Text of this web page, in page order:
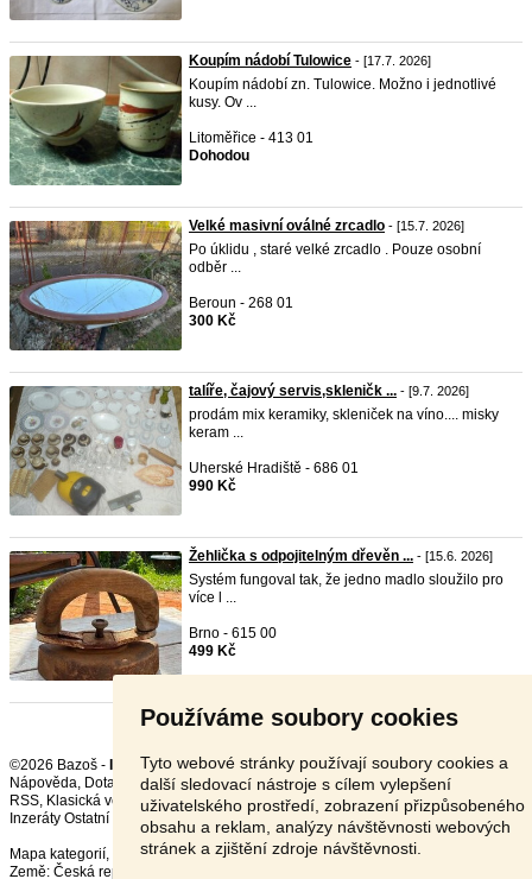
Používáme soubory cookies
Tyto webové stránky používají soubory cookies a
další sledovací nástroje s cílem vylepšení
uživatelského prostředí, zobrazení přizpůsobeného
obsahu a reklam, analýzy návštěvnosti webových
stránek a zjištění zdroje návštěvnosti.
Koupím nádobí Tulowice - [17.7. 2026]
Koupím nádobí zn. Tulowice. Možno i jednotlivé
kusy. Ov ...
Litoměřice - 413 01
Dohodou
Velké masivní oválné zrcadlo - [15.7. 2026]
Po úklidu , staré velké zrcadlo . Pouze osobní
odběr ...
Beroun - 268 01
300 Kč
talíře, čajový servis,skleničk ... - [9.7. 2026]
prodám mix keramiky, skleniček na víno.... misky
keram ...
Uherské Hradiště - 686 01
990 Kč
Žehlička s odpojitelným dřevěn ... - [15.6. 2026]
Systém fungoval tak, že jedno madlo sloužilo pro
více l ...
Brno - 615 00
499 Kč
©2026 Bazoš -
Inzerce, Bazar
Nápověda, Dotazy Hodnocení,Kontakt,Reklama, Podmínky,Ochrana údajů
RSS,
Inzeráty Ostatní celkem:
148610 , za 24 hodin:3715
Mapa kategorií,
Nejvyhledávanější výrazy
Země: Česká republika